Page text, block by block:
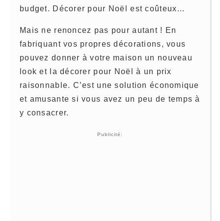
budget. Décorer pour Noël est coûteux…
Mais ne renoncez pas pour autant ! En
fabriquant vos propres décorations, vous
pouvez donner à votre maison un nouveau
look et la décorer pour Noël à un prix
raisonnable. C’est une solution économique
et amusante si vous avez un peu de temps à
y consacrer.
Publicité: